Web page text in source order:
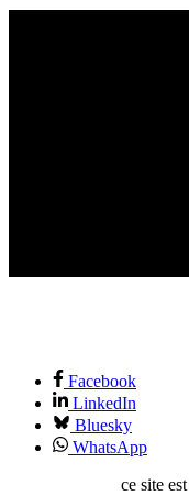
Facebook
LinkedIn
Bluesky
WhatsApp
ce site